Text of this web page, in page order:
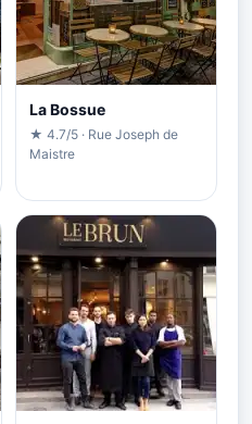
La Bossue
★ 4.7/5 · Rue Joseph de
Maistre